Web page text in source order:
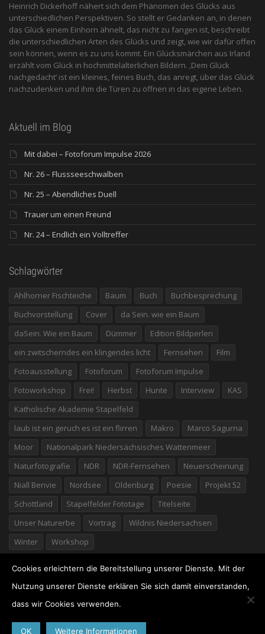
Heinrich Dickerhoff nähert sich dem Phänomen des Glücks aus
unterschiedlichen Perspektiven. So stellt er Gedanken an, in denen
das Glück einem Einhorn ähnelt, das nicht zu fangen ist, beschreibt
die unterschiedlichen Arten des Glücks und zeigt, wie wir dafür offen
sein können, wenn es zu uns kommt. Ein Glücksmärchen aus Irland
erzählt vom Glück in hochmittelalterlichen Bildern. ‚Dem Glück
nachgedacht‘ ist ein kleines, feines Buch, das anregt, über das Glück
nachzudenken und ihm die Türen zu öffnen in das eigene Leben.
Aktuell im Blog
Mit dabei – Fotoforum Impulse 2026
Nr. 26 – Flussseeschwalben
Nr. 25 – Abendliches Duell
Trauer um einen Freund
Nr. 24 – Endlich ein Volltreffer
Schlagwörter
Ahlhorner Fischteiche Baum Buch
Buchbesprechung
Buchvorstellung
Cover
da Sein. wie ein Baum
daSein. Wie ein Baum
Dümmer
Edition Bildperlen
ein zwitscherndes ein klingendes licht
Fernsehen
Film
Fotoausstellung
Fotoforum
Fotoforum Impulse
Fotoworkshop
Frei! Herbst Hunte Interview
KAS
Katholische Akademie Stapelfeld
laub ist ein geruch es ist ein flirren
Makro
Marco Sagurna
Moor
Nationalpark Niedersächsisches Wattenmeer
Naturfotografie
NDR NDR-Fernsehen
Neuerscheinung
Niall Benvie
Nordsee Oldenburg Poesie
Projekt 52
Schottland
Stapelfelder Fototage
Titelseite
Unser Naturerbe
Vortrag
Wildnis Niedersachsen
Winter
Workshop
04441/7776 · Germany ·Impressum
Cookies erleichtern die Bereitstellung unserer Dienste. Mit der
Nutzung unserer Dienste erklären Sie sich damit einverstanden,
dass wir Cookies verwenden.
OK Weitere Informationen